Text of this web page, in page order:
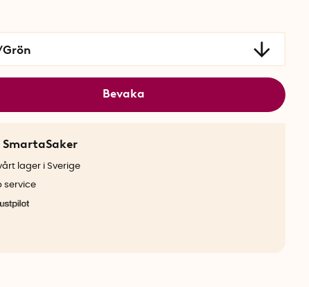
Bevaka
lager i Sverige
service